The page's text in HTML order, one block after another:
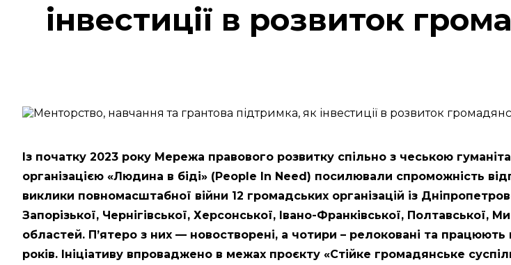
інвестиції в розвиток
Із початку 2023 року Мережа правового розвитку спільно з чеською
організацією «Людина в біді» (People In Need) посилювали спроможність
виклики повномасштабної війни 12 громадських організацій із
Запорізької, Чернігівської, Херсонської, Івано-Франківської, Полтавської,
областей. Пʼятеро з них — новостворені, а чотири – релоковані та працюють
років. Ініціативу впроваджено в межах проєкту «Стійке громадянське